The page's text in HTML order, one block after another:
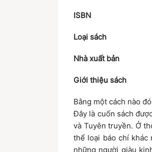
ISBN
Loại sách
Nhà xuất bản
Giới thiệu sách
Bằng một cách nào
Đây là cuốn sách
và Tuyên truyền. Ở
thể loại báo chí khác
những người giàu